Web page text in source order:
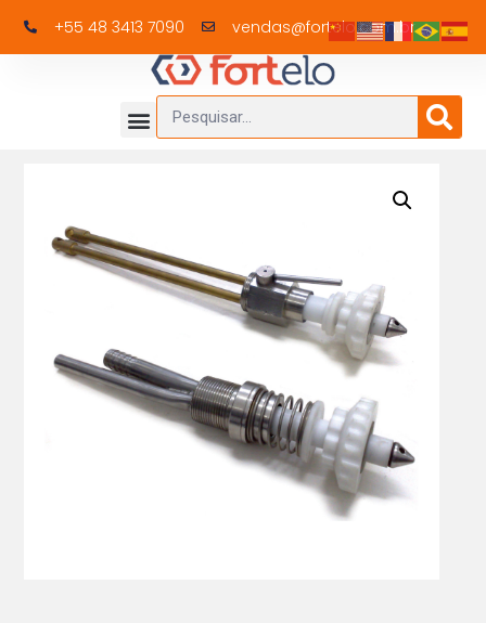
+55 48 3413 7090 vendas@fortelo.com.br